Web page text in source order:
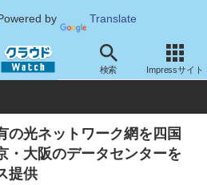
by Translate
検索 Impressサイト
ク 通信インフラ
の光ネットワーク網を四国
・大阪のデータセンターを
提供